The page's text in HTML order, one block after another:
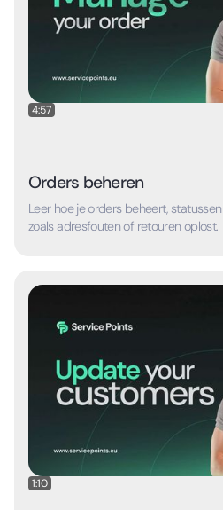
4:57
Orders beheren
Leer hoe je orders beheert,
zoals adresfouten of retouren oplost.
1:10